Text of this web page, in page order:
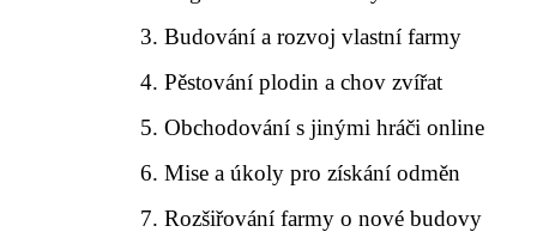
Budování a rozvoj vlastní farmy
Pěstování plodin a chov zvířat
Obchodování s jinými hráči online
Mise a úkoly pro získání odměn
Rozšiřování farmy o nové budovy